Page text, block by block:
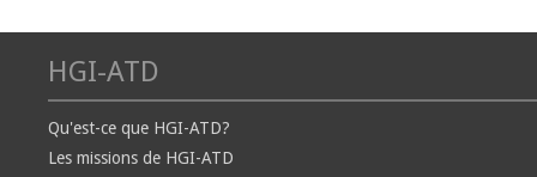
HGI-ATD
Qu'est-ce que HGI-ATD?
Les missions de HGI-ATD